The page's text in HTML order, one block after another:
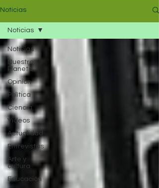
Noticias
Noticias
Nuestro
Planeta
Opinión
Política
Ciencia
Videos
Actualidad
Entrevistas
Arte y
cultura
Educación
Noticias